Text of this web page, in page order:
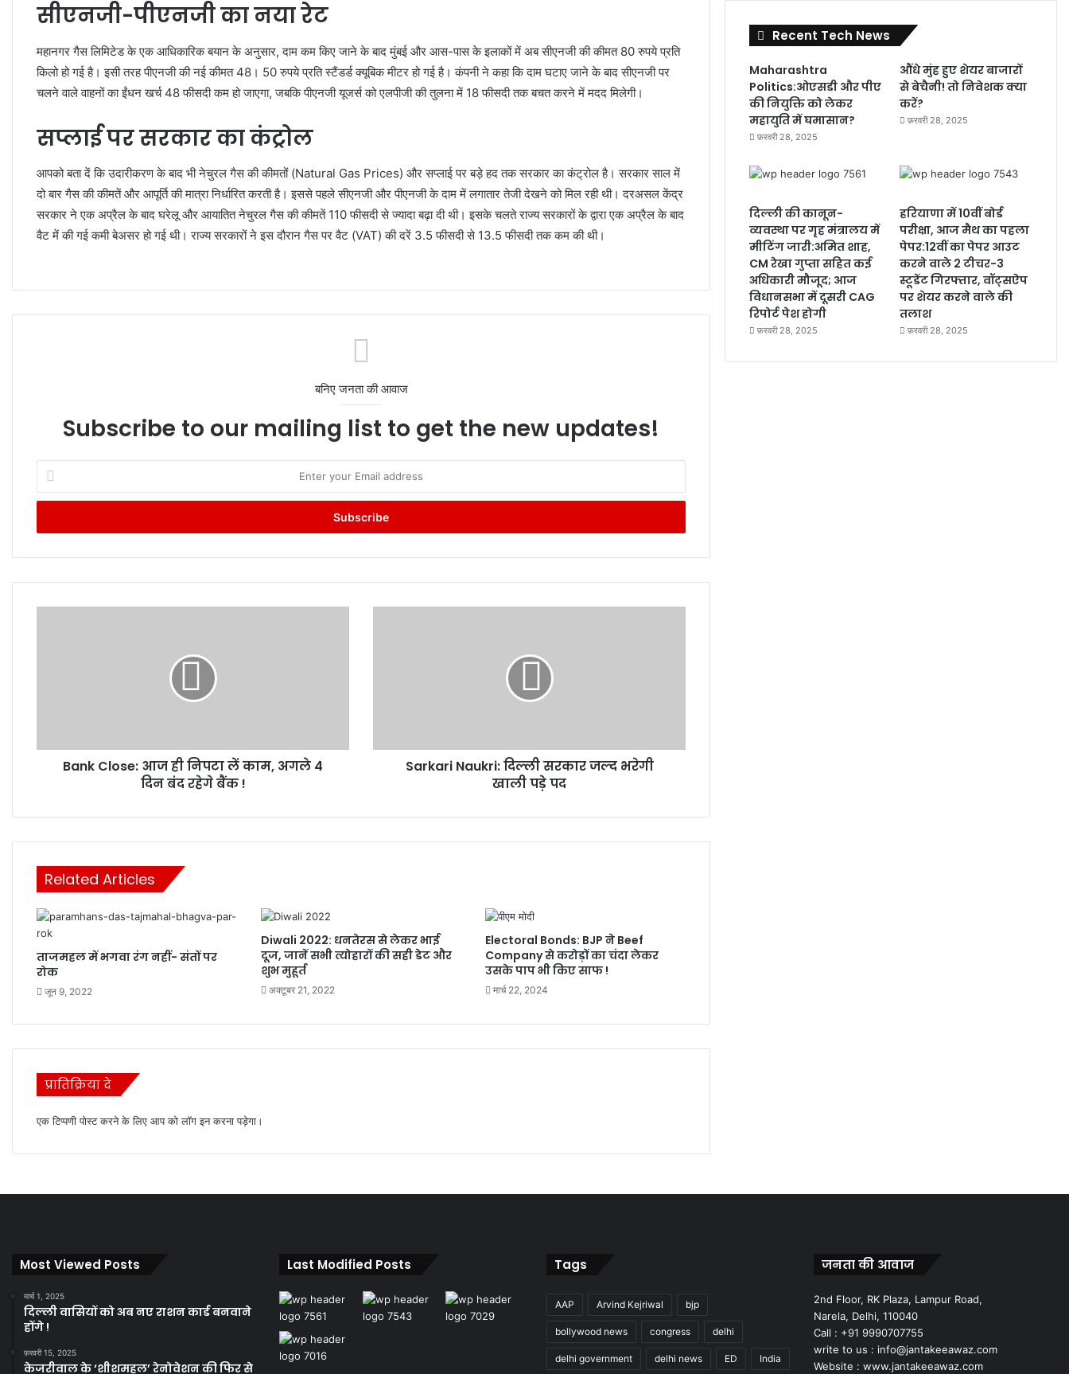
सीएनजी-पीएनजी का नया रेट
महानगर गैस लिमिटेड के एक आधिकारिक बयान के अनुसार, दाम कम किए जाने के बाद मुंबई और आस-पास के इलाकों में अब सीएनजी की कीमत 80 रुपये प्रति
किलो हो गई है। इसी तरह पीएनजी की नई कीमत 48। 50 रुपये प्रति स्टैंडर्ड क्यूबिक मीटर हो गई है। कंपनी ने कहा कि दाम घटाए जाने के बाद सीएनजी पर
चलने वाले वाहनों का ईंधन खर्च 48 फीसदी कम हो जाएगा, जबकि पीएनजी यूजर्स को एलपीजी की तुलना में 18 फीसदी तक बचत करने में मदद मिलेगी।
सप्लाई पर सरकार का कंट्रोल
आपको बता दें कि उदारीकरण के बाद भी नेचुरल गैस की कीमतों (Natural Gas Prices) और सप्लाई पर बड़े हद तक सरकार का कंट्रोल है। सरकार साल में
दो बार गैस की कीमतें और आपूर्ति की मात्रा निर्धारित करती है। इससे पहले सीएनजी और पीएनजी के दाम में लगातार तेजी देखने को मिल रही थी। दरअसल केंद्र
सरकार ने एक अप्रैल के बाद घरेलू और आयातित नेचुरल गैस की कीमतें 110 फीसदी से ज्यादा बढ़ा दी थी। इसके चलते राज्य सरकारों के द्वारा एक अप्रैल के बाद
वैट में की गई कमी बेअसर हो गई थी। राज्य सरकारों ने इस दौरान गैस पर वैट (VAT) की दरें 3.5 फीसदी से 13.5 फीसदी तक कम की थी।
बनिए जनता की आवाज
Subscribe to our mailing list to get the new updates!
Enter
your
Email
4
बैंक
Bank Close: आज ही निपटा लें काम, अगले 4
दिन बंद रहेगे बैंक !
पद
Sarkari Naukri: दिल्ली सरकार जल्द भरेगी
खाली पड़े पद
Related Articles
ताजमहल में भगवा रंग नहीं- संतों पर
रोक
जून 9, 2022
Diwali 2022: धनतेरस से लेकर भाई
दूज, जानें सभी त्योहारों की सही डेट और
शुभ मुहूर्त
अक्टूबर 21, 2022
Electoral Bonds: BJP ने Beef
Company से करोड़ों का चंदा लेकर
उसके पाप भी किए साफ !
मार्च 22, 2024
प्रातिक्रिया दे
एक टिप्पणी पोस्ट करने के लिए आप कोलॉग इनकरना पड़ेगा।
Recent Tech News
Maharashtra
Politics:ओएसडी और पीए
की नियुक्ति को लेकर
महायुति में घमासान?
फ़रवरी 28, 2025
औंधे मुंह हुए शेयर बाजारों
से बेचैनी! तो निवेशक क्या
करें?
फ़रवरी 28, 2025
दिल्ली की कानून-
व्यवस्था पर गृह मंत्रालय में
मीटिंग जारी:अमित शाह,
CM रेखा गुप्ता सहित कई
अधिकारी मौजूद; आज
विधानसभा में दूसरी CAG
रिपोर्ट पेश होगी
फ़रवरी 28, 2025
हरियाणा में 10वीं बोर्ड
परीक्षा, आज मैथ का पहला
पेपर:12वीं का पेपर आउट
करने वाले 2 टीचर-3
स्टूडेंट गिरफ्तार, वॉट्सऐप
पर शेयर करने वाले की
तलाश
फ़रवरी 28, 2025
Most Viewed Posts
मार्च 1, 2025
दिल्ली वासियों को अब नए राशन कार्ड बनवाने
होंगे !
फ़रवरी 15, 2025
केजरीवाल के ‘शीशमहल’ रेनोवेशन की फिर से
Last Modified Posts Tags
AAP Arvind Kejriwal bjp
bollywood news congress delhi
delhi government delhi news ED India
जनता की आवाज
2nd Floor, RK Plaza, Lampur Road,
Narela, Delhi, 110040
Call : +91 9990707755
write to us : info@jantakeeawaz.com
Website : www.jantakeeawaz.com